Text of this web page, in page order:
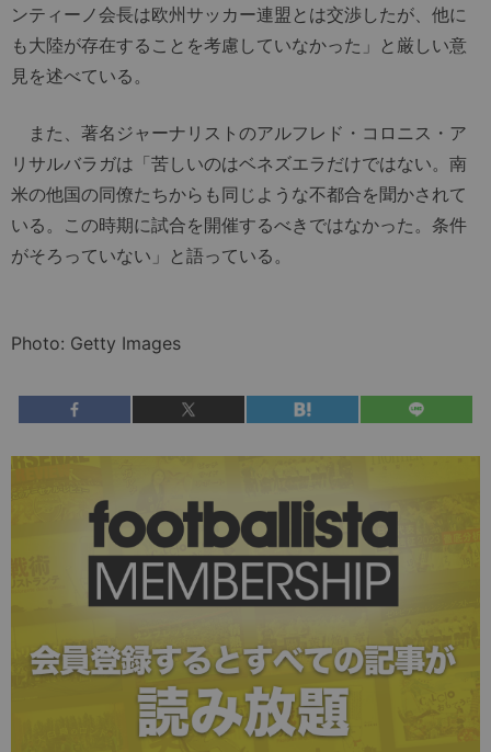
ンティーノ会長は欧州サッカー連盟とは交渉したが、他に
も大陸が存在することを考慮していなかった」と厳しい意
見を述べている。
また、著名ジャーナリストのアルフレド・コロニス・ア
リサルバラガは「苦しいのはベネズエラだけではない。南
米の他国の同僚たちからも同じような不都合を聞かされて
いる。この時期に試合を開催するべきではなかった。条件
がそろっていない」と語っている。
Photo: Getty Images